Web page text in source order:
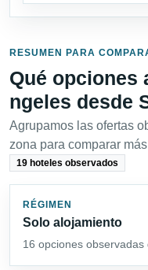
RESUMEN PARA
Qué opciones
ngeles desde
Agrupamos las ofertas
zona para comparar
19 hoteles observados
RÉGIMEN
Solo alojamiento
16 opciones